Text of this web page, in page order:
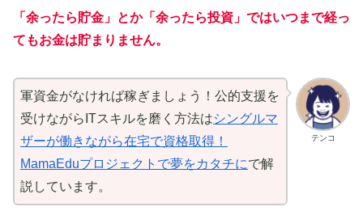
「余ったら貯金」とか「余ったら投資」ではいつまで経っ
てもお金は貯まりません。
テンコ
軍資金がなければ稼ぎましょう！公的支援を
受けながらITスキルを磨く方法はシングルマ
ザーが働きながら在宅で資格取得！
MamaEduプロジェクトで夢をカタチにで解
説しています。